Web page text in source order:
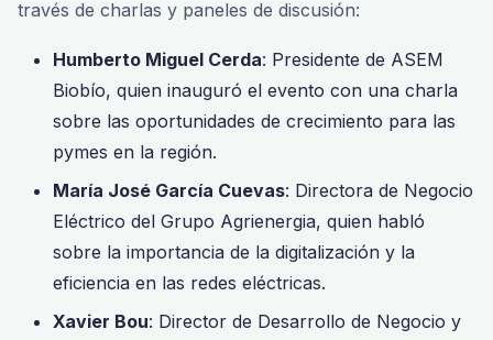
través de charlas y paneles de discusión:
Humberto Miguel Cerda: Presidente de ASEM
Biobío, quien inauguró el evento con una charla
sobre las oportunidades de crecimiento para las
pymes en la región.
María José García Cuevas: Directora de Negocio
Eléctrico del Grupo Agrienergia, quien habló
sobre la importancia de la digitalización y la
eficiencia en las redes eléctricas.
Xavier Bou: Director de Desarrollo de Negocio y